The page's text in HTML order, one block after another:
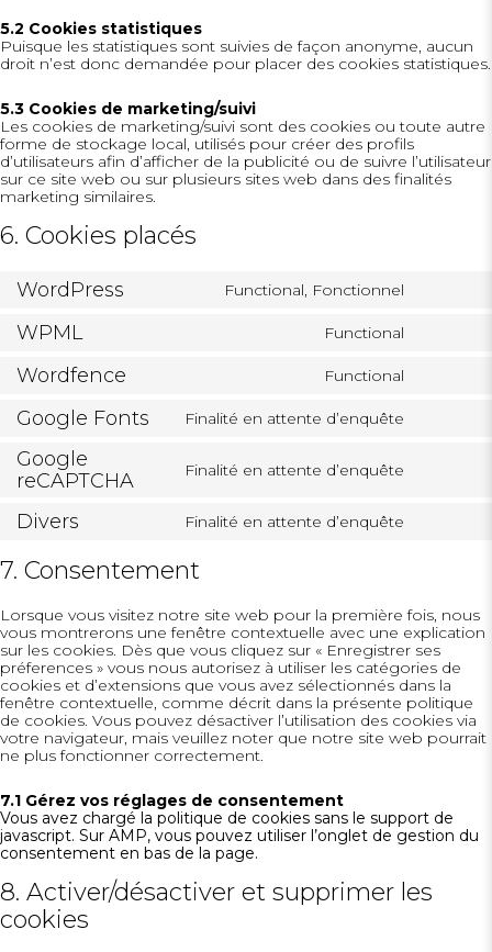
SE CONNECTER
5.2 Cookies statistiques
Puisque les statistiques sont suivies de façon anonyme, aucun
droit n’est donc demandée pour placer des cookies statistiques.
5.3 Cookies de marketing/suivi
Les cookies de marketing/suivi sont des cookies ou toute autre
forme de stockage local, utilisés pour créer des profils
d’utilisateurs afin d’afficher de la publicité ou de suivre l’utilisateur
sur ce site web ou sur plusieurs sites web dans des finalités
marketing similaires.
6. Cookies placés
WordPress Functional, Fonctionnel
WPML Functional
Wordfence Functional
Google Fonts Finalité en attente d’enquête
Google
reCAPTCHA
Finalité en attente d’enquête
Divers Finalité en attente d’enquête
7. Consentement
Lorsque vous visitez notre site web pour la première fois, nous
vous montrerons une fenêtre contextuelle avec une explication
sur les cookies. Dès que vous cliquez sur « Enregistrer ses
préferences » vous nous autorisez à utiliser les catégories de
cookies et d’extensions que vous avez sélectionnés dans la
fenêtre contextuelle, comme décrit dans la présente politique
de cookies. Vous pouvez désactiver l’utilisation des cookies via
votre navigateur, mais veuillez noter que notre site web pourrait
ne plus fonctionner correctement.
7.1 Gérez vos réglages de consentement
Vous avez chargé la politique de cookies sans le support de
javascript. Sur AMP, vous pouvez utiliser l’onglet de gestion du
consentement en bas de la page.
8. Activer/désactiver et supprimer les
cookies